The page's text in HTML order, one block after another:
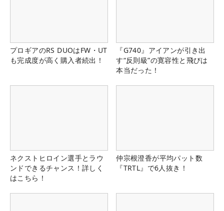
プロギアのRS DUOはFW・UT
も完成度が高く購入者続出！
『G740』アイアンが引き出
す“反則級”の寛容性と飛びは
本当だった！
ネクストヒロイン選手とラウ
ンドできるチャンス！詳しく
はこちら！
仲宗根澄香が平均パット数
『TRTL』で6人抜き！